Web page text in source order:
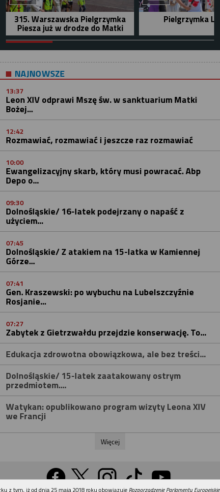
315. Warszawska Pielgrzymka
Piesza już w drodze do Matki
Pielgrzymka
NAJNOWSZE
13:37
Leon XIV odprawi Mszę św. w sanktuarium Matki
Bożej...
12:42
Rozmawiać, rozmawiać i jeszcze raz rozmawiać
10:00
Ewangelizacyjny skarb, który musi powracać. Abp
Depo o...
09:30
Dolnośląskie/ 16-latek podejrzany o napaść z
użyciem...
07:45
Dolnośląskie/ Z atakiem na 15-latka w Kamiennej
Górze...
07:41
Gen. Kraszewski: po wybuchu na Lubelszczyźnie
Rosjanie...
07:27
Zabytek z Gietrzwałdu przejdzie konserwację. To...
Edukacja zdrowotna obowiązkowa, ale bez treści...
Dolnośląskie/ 15-latek zaatakowany ostrym
przedmiotem....
Watykan: opublikowano program wizyty Leona XIV
we Francji
Więcej
REKLAMA
z tym, iż od dnia 25 maja 2018 roku obowiązuje Rozporządzenie Parlamentu